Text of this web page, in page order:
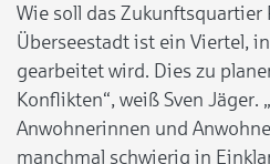
Wie soll das Zukunftsquartier
Überseestadt ist ein Viertel,
gearbeitet wird. Dies zu
Konflikten“, weiß Sven Jäger.
Anwohnerinnen und
manchmal schwierig in